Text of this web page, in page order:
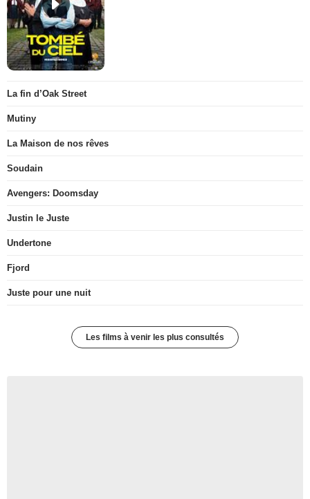
La fin d’Oak Street
Mutiny
La Maison de nos rêves
Soudain
Avengers: Doomsday
Justin le Juste
Undertone
Fjord
Juste pour une nuit
Les films à venir les plus consultés